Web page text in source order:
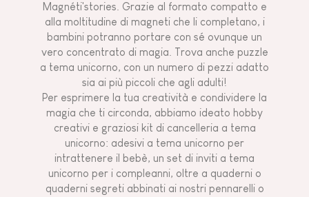
Magnéti'stories. Grazie al formato compatto e
alla moltitudine di magneti che li completano, i
bambini potranno portare con sé ovunque un
vero concentrato di magia. Trova anche puzzle
a tema unicorno, con un numero di pezzi adatto
sia ai più piccoli che agli adulti!
Per esprimere la tua creatività e condividere la
magia che ti circonda, abbiamo ideato hobby
creativi e graziosi kit di cancelleria a tema
unicorno: adesivi a tema unicorno per
intrattenere il bebè, un set di inviti a tema
unicorno per i compleanni, oltre a quaderni o
quaderni segreti abbinati ai nostri pennarelli o